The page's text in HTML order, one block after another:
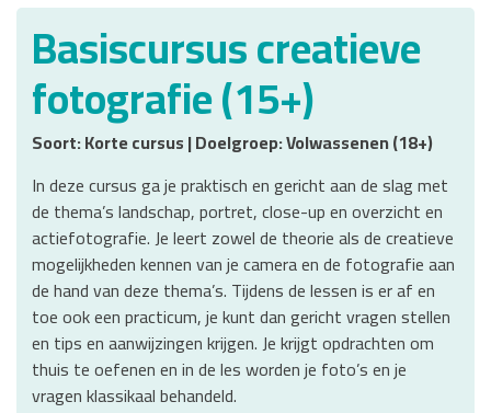
Basiscursus creatieve
fotografie (15+)
Soort: Korte cursus | Doelgroep: Volwassenen (18+)
In deze cursus ga je praktisch en gericht aan de slag met
de thema’s landschap, portret, close-up en overzicht en
actiefotografie. Je leert zowel de theorie als de creatieve
mogelijkheden kennen van je camera en de fotografie aan
de hand van deze thema’s. Tijdens de lessen is er af en
toe ook een practicum, je kunt dan gericht vragen stellen
en tips en aanwijzingen krijgen. Je krijgt opdrachten om
thuis te oefenen en in de les worden je foto’s en je
vragen klassikaal behandeld.